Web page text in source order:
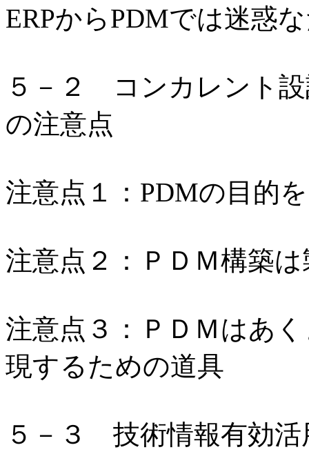
ERPからPDMでは迷惑
５－２ コンカレント
の注意点
注意点１：PDMの目的
注意点２：ＰＤＭ構築
注意点３：ＰＤＭはあ
現するための道具
５－３ 技術情報有効活